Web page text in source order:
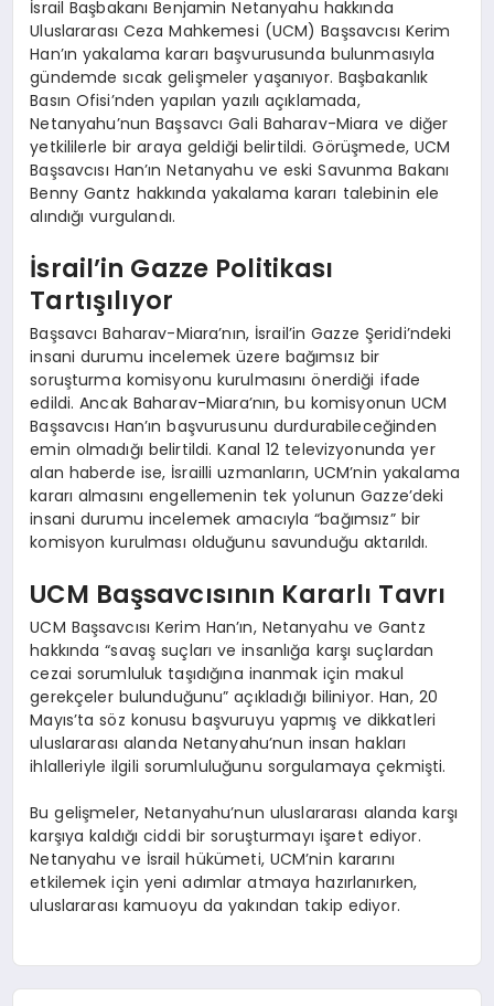
İsrail Başbakanı Benjamin Netanyahu hakkında
Uluslararası Ceza Mahkemesi (UCM) Başsavcısı Kerim
Han’ın yakalama kararı başvurusunda bulunmasıyla
gündemde sıcak gelişmeler yaşanıyor. Başbakanlık
Basın Ofisi’nden yapılan yazılı açıklamada,
Netanyahu’nun Başsavcı Gali Baharav-Miara ve diğer
yetkililerle bir araya geldiği belirtildi. Görüşmede, UCM
Başsavcısı Han’ın Netanyahu ve eski Savunma Bakanı
Benny Gantz hakkında yakalama kararı talebinin ele
alındığı vurgulandı.
İsrail’in Gazze Politikası
Tartışılıyor
Başsavcı Baharav-Miara’nın, İsrail’in Gazze Şeridi’ndeki
insani durumu incelemek üzere bağımsız bir
soruşturma komisyonu kurulmasını önerdiği ifade
edildi. Ancak Baharav-Miara’nın, bu komisyonun UCM
Başsavcısı Han’ın başvurusunu durdurabileceğinden
emin olmadığı belirtildi. Kanal 12 televizyonunda yer
alan haberde ise, İsrailli uzmanların, UCM’nin yakalama
kararı almasını engellemenin tek yolunun Gazze’deki
insani durumu incelemek amacıyla “bağımsız” bir
komisyon kurulması olduğunu savunduğu aktarıldı.
UCM Başsavcısının Kararlı Tavrı
UCM Başsavcısı Kerim Han’ın, Netanyahu ve Gantz
hakkında “savaş suçları ve insanlığa karşı suçlardan
cezai sorumluluk taşıdığına inanmak için makul
gerekçeler bulunduğunu” açıkladığı biliniyor. Han, 20
Mayıs’ta söz konusu başvuruyu yapmış ve dikkatleri
uluslararası alanda Netanyahu’nun insan hakları
ihlalleriyle ilgili sorumluluğunu sorgulamaya çekmişti.
Bu gelişmeler, Netanyahu’nun uluslararası alanda karşı
karşıya kaldığı ciddi bir soruşturmayı işaret ediyor.
Netanyahu ve İsrail hükümeti, UCM’nin kararını
etkilemek için yeni adımlar atmaya hazırlanırken,
uluslararası kamuoyu da yakından takip ediyor.